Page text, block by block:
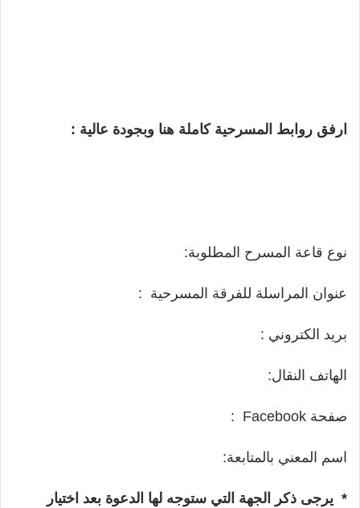
ارفق روابط المسرحية كاملة هنا وبجودة عالية :
نوع قاعة المسرح المطلوبة:
عنوان المراسلة للفرقة المسرحية :
بريد الكتروني :
الهاتف النقال:
صفحة Facebook :
اسم المعني بالمتابعة:
* يرجى ذكر الجهة التي ستوجه لها الدعوة بعد اختيار